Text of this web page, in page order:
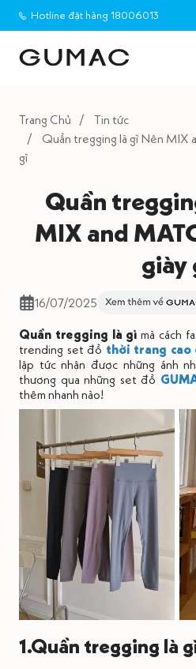
Hotline đặt hàng 18006013
Trang Chủ
Tin tức
Quần tregging là gì Nên MIX
gì
Quần
MIX and
giày
16/07/2025
Quần tregging là gìmà cách
trending set đồ thời trang cao
lập tức nhận được những ánh
thương qua những set đồ
thêm nhanh nào!
1.Quần tregging là